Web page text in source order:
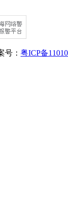
号： 粤ICP备